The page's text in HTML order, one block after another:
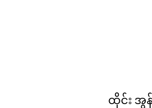
ထိုင်း အွ